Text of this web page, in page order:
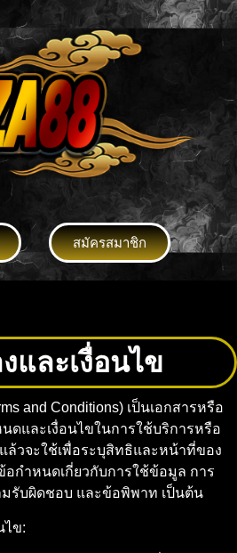
สมัครสมาชิก
และเงื่อนไข
and Conditions) เป็นเอกสารหรือ
และเงื่อนไขในการใช้บริการหรือ
วจะใช้เพื่อระบุสิทธิและหน้าที่ของ
อกำหนดเกี่ยวกับการใช้ข้อมูล การ
มรับผิดชอบ และข้อพิพาท เป็นต้น
ไข: